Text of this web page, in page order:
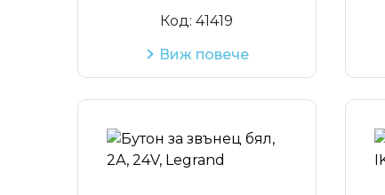
Код:41419
Виж повече